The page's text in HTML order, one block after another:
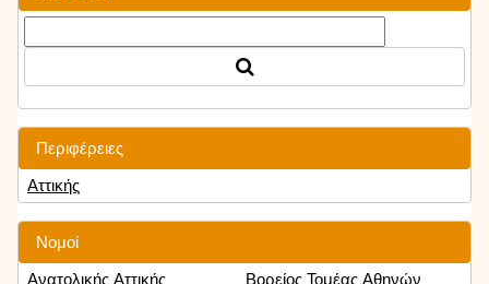
Περιφέρειες
Αττικής
Νομοί
Ανατολικής Αττικής
Βορείος Τομέας Αθηνών